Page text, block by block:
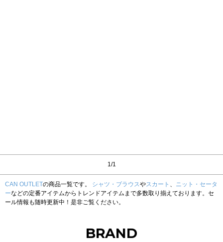
1/1
CAN OUTLETの商品一覧です。 シャツ・ブラウスやスカート 、 ニット・セータ
ーなどの定番アイテムからトレンドアイテムまで多数取り揃えております。セ
ール情報も随時更新中！是非ご覧ください。
BRAND